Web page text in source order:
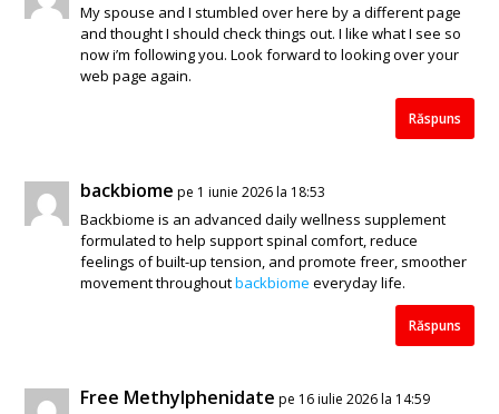
My spouse and I stumbled over here by a different page
and thought I should check things out. I like what I see so
now i’m following you. Look forward to looking over your
web page again.
Răspuns
backbiome pe 1 iunie 2026 la 18:53
Backbiome is an advanced daily wellness supplement
formulated to help support spinal comfort, reduce
feelings of built-up tension, and promote freer, smoother
movement throughoutbackbiome everyday life.
Răspuns
Free Methylphenidate pe 16 iulie 2026 la 14:59